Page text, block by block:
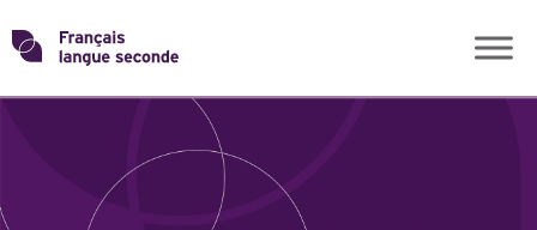
Skip
toTransformons
THÈMES